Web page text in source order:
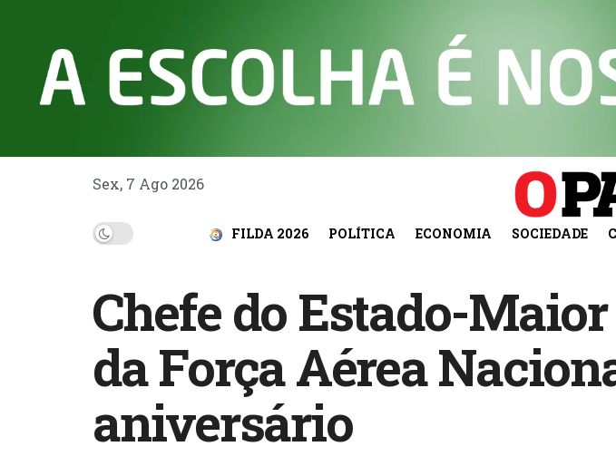
Sex, 7 Ago 2026
FILDA 2026 POLÍTICA ECONOMIA SOCIEDADE
Chefe do Estado-
da Força Aérea
aniversário